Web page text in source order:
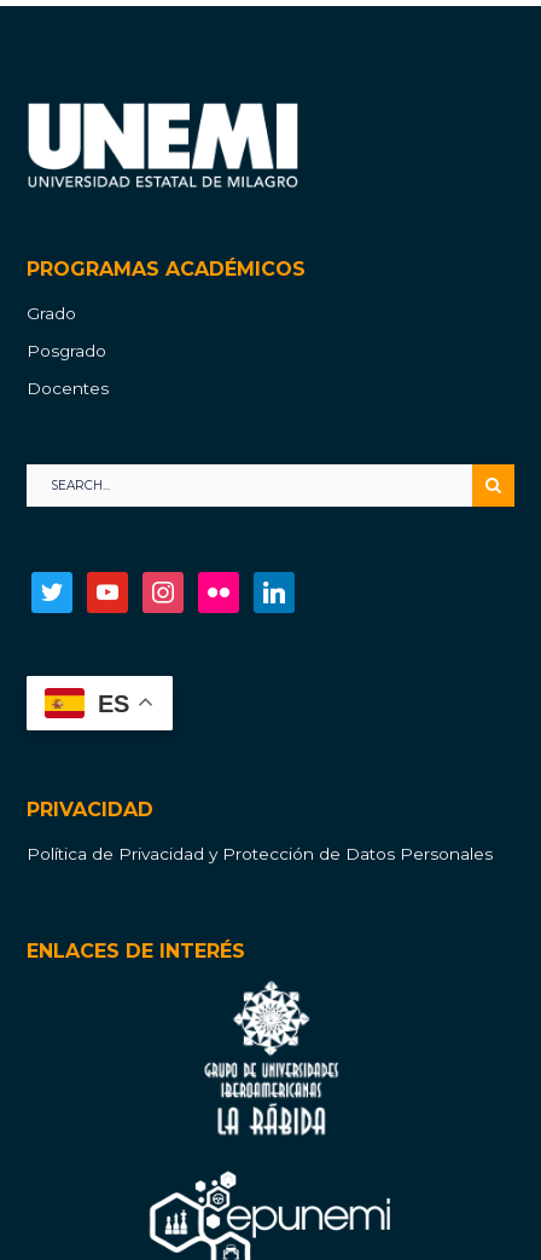
PROGRAMAS ACADÉMICOS
Grado
Posgrado
Docentes
twitter youtube instagramflickr
ES
PRIVACIDAD
Política de Privacidad y Protección de Datos Personales
ENLACES DE INTERÉS